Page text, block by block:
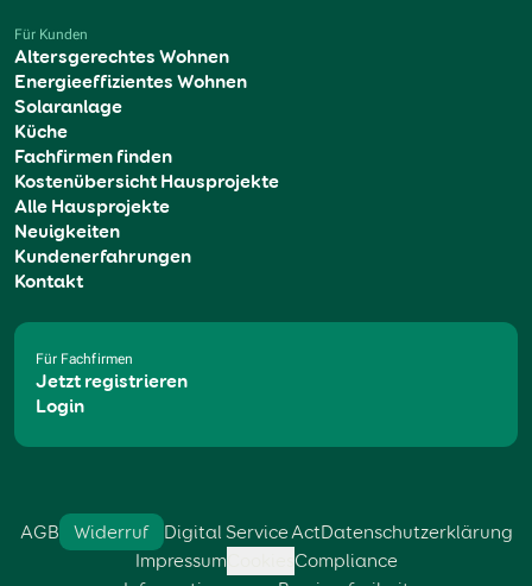
Für Kunden
Altersgerechtes Wohnen
Energieeffizientes Wohnen
Solaranlage
Küche
Fachfirmen finden
Kostenübersicht Hausprojekte
Alle Hausprojekte
Neuigkeiten
Kundenerfahrungen
Kontakt
Für Fachfirmen
Jetzt registrieren
Login
AGB Widerruf Digital Service ActDatenschutzerklärung
Impressum
Compliance